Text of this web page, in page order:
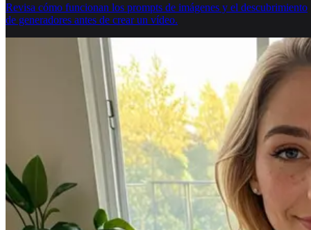
Revisa cómo funcionan los prompts de imágenes y el descubrimiento
de generadores antes de crear un vídeo.